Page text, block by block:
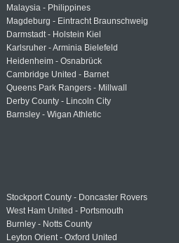
Malaysia - Philippines
Magdeburg - Eintracht Braunschweig
Darmstadt - Holstein Kiel
Karlsruher - Arminia Bielefeld
Heidenheim - Osnabrück
Cambridge United - Barnet
Queens Park Rangers - Millwall
Derby County - Lincoln City
Barnsley - Wigan Athletic
Stockport County - Doncaster Rovers
West Ham United - Portsmouth
Burnley - Notts County
Leyton Orient - Oxford United